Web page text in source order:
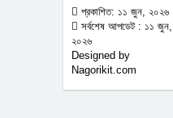
প্রকাশিত: ১১ জুন, ২০২৬
সর্বশেষ আপডেট : ১১ জুন,
২০২৬
Designed by
Nagorikit.com